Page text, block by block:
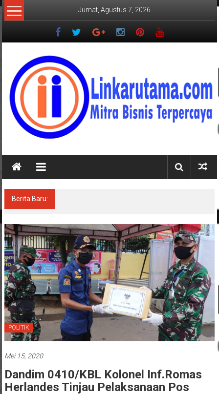
Lompat
ke
Jumat, Agustus 7, 2026
LINKARUTAMA.COM
Mitra
Terpercaya
Berita Baru:
POLITIK
Mei 15, 2020
Dandim 0410/KBL Kolonel Inf.Romas
Herlandes Tinjau Pelaksanaan Pos